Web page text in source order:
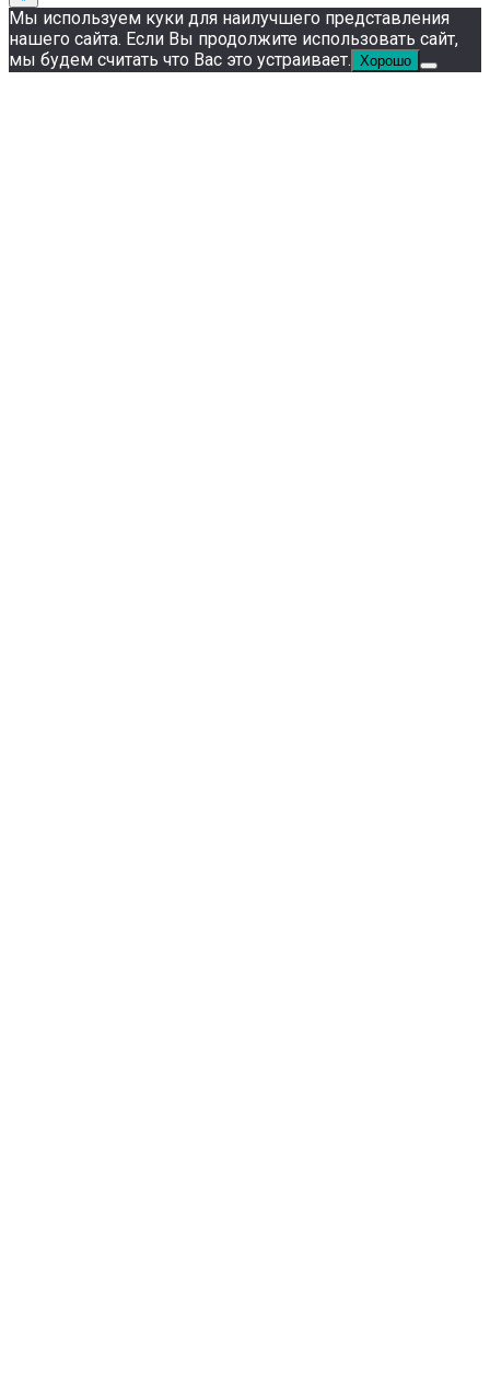
Мы используем куки для наилучшего представления
нашего сайта. Если Вы продолжите использовать сайт,
мы будем считать что Вас это устраивает. Хорошо